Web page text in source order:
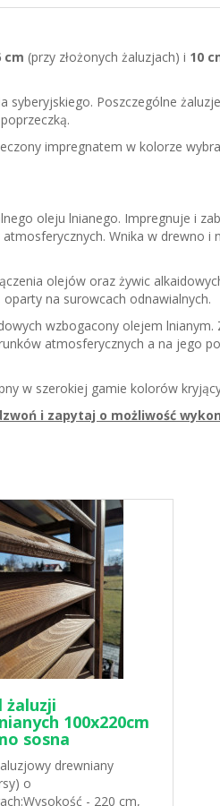
cm (przy złożonych żaluzjach) i 10
Poszczególne
impregnatem w kolorze
oleju lnianego. Impregnuje i
Wnika w drewno i
olejów oraz żywic
na surowcach odnawialnych.
wzbogacony olejem lnianym.
atmosferycznych a na jego
w szerokiej gamie kolorów
i zapytaj o możliwość
żaluzji
100x220cm
sosna
drewniany
o
- 220 cm,